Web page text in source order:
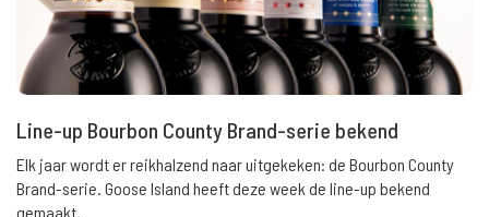
Line-up Bourbon County Brand-serie bekend
Elk jaar wordt er reikhalzend naar uitgekeken: de Bourbon County
Brand-serie. Goose Island heeft deze week de line-up bekend
gemaakt.